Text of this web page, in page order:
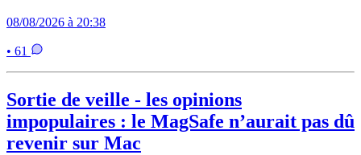
08/08/2026 à 20:38
• 61
Sortie de veille - les opinions
impopulaires : le MagSafe n’aurait pas dû
revenir sur Mac